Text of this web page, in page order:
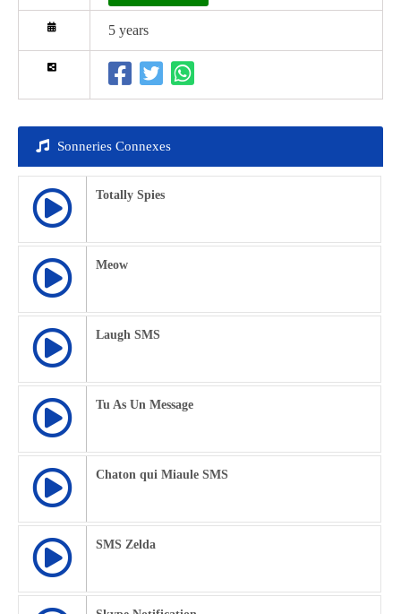
5 years
Sonneries Connexes
Totally Spies
Meow
Laugh SMS
Tu As Un Message
Chaton qui Miaule SMS
SMS Zelda